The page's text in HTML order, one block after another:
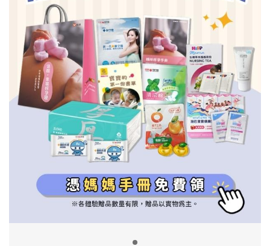
信誼基金會
2022信誼年度報告
2023信誼年度報告
2024信誼年度報告
附設幼兒園
小袋鼠幼師網